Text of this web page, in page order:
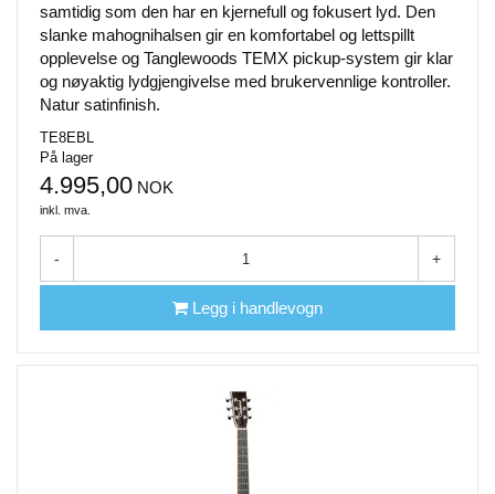
samtidig som den har en kjernefull og fokusert lyd. Den
slanke mahognihalsen gir en komfortabel og lettspillt
opplevelse og Tanglewoods TEMX pickup-system gir klar
og nøyaktig lydgjengivelse med brukervennlige kontroller.
Natur satinfinish.
TE8EBL
På lager
4.995,00 NOK
inkl. mva.
- +
Legg i handlevogn